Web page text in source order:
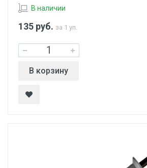
В наличии
135 руб. за 1 уп.
В корзину